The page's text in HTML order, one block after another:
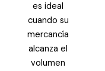
es ideal
cuando su
mercancía
alcanza el
volumen